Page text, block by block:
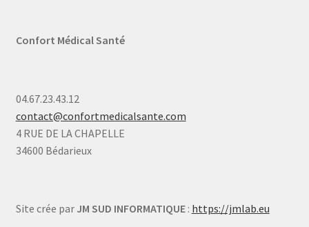
Confort Médical Santé
04.67.23.43.12
contact@confortmedicalsante.com
4 RUE DE LA CHAPELLE
34600 Bédarieux
Site crée par JM SUD INFORMATIQUE: https://jmlab.eu